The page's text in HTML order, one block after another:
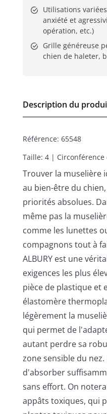
Utilisations
anxiété et
opération, etc.)
Grille généreuse
chien de haleter,
Description du
Référence: 65548
Taille: 4 |
Trouver la muselière
au bien-être du
priorités absolues.
même pas la
comme les lunettes
compagnons tout à
ALBURY est une
exigences les plus
pièce de plastique et
élastomère
légèrement la
qui permet de
autant perdre sa
zone sensible du
d'absorber
sans effort. On
appâts toxiques, qui